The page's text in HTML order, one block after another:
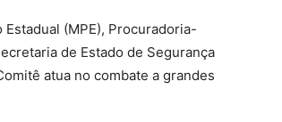
(MPE), Procuradoria-
de Estado de Segurança
atua no combate a grandes